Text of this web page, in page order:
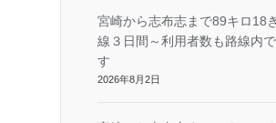
宮崎から志布志まで89キロ18
線３日間～利用者数も路線内
す
2026年8月2日